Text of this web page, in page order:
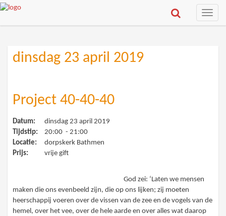
Toggle
dinsdag 23 april 2019
Project 40-40-40
Datum:
dinsdag 23 april 2019
Tijdstip:
20:00 - 21:00
Locatie:
dorpskerk Bathmen
Prijs:
vrije gift
God zei: ‘Laten we mensen
maken die ons evenbeeld zijn, die op ons lijken; zij moeten
heerschappij voeren over de vissen van de zee en de vogels van de
hemel, over het vee, over de hele aarde en over alles wat daarop